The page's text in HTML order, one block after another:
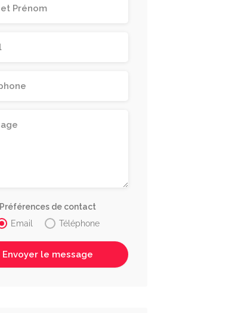
Préférences de contact
Email
Téléphone